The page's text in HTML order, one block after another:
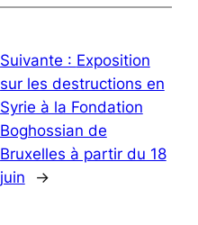
Suivante : Exposition
sur les destructions en
Syrie à la Fondation
Boghossian de
Bruxelles à partir du 18
juin
→